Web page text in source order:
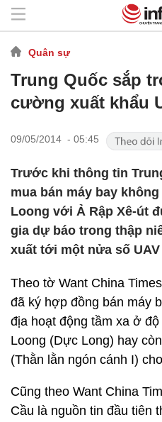
Quân sự
Trung Quốc sắp
cường xuất khẩu
09/05/2014 - 05:45
Trước khi thông tin
mua bán máy bay
Loong với Ả Rập Xê-út
gia dự báo trong thập
xuất tới một nửa số
Theo tờ Want China
đã ký hợp đồng bán máy
địa hoạt động tầm xa ở
Loong (Dực Long) hay
(Thằn lằn ngón cánh I)
Cũng theo Want China
Cầu là nguồn tin đầu tiên